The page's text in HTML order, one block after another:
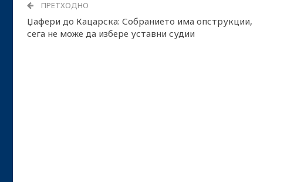
ПРЕТХОДНО
Џафери до Кацарска: Собранието има опструкции,
сега не може да избере уставни судии